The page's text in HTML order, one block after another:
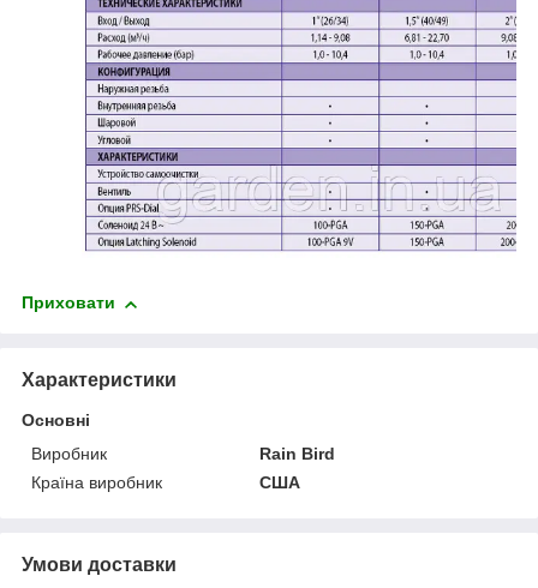
Приховати
Характеристики
Основні
Виробник
Rain Bird
Країна виробник
США
Умови доставки